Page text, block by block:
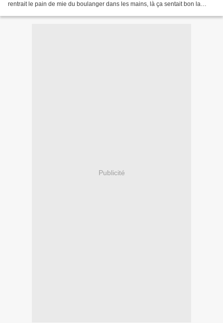
rentrait le pain de mie du boulanger dans les mains, là ça sentait bon la
Publicité